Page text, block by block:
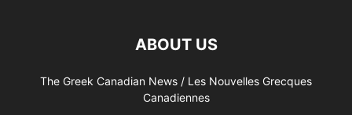
ABOUT US
The Greek Canadian News / Les Nouvelles Grecques
Canadiennes